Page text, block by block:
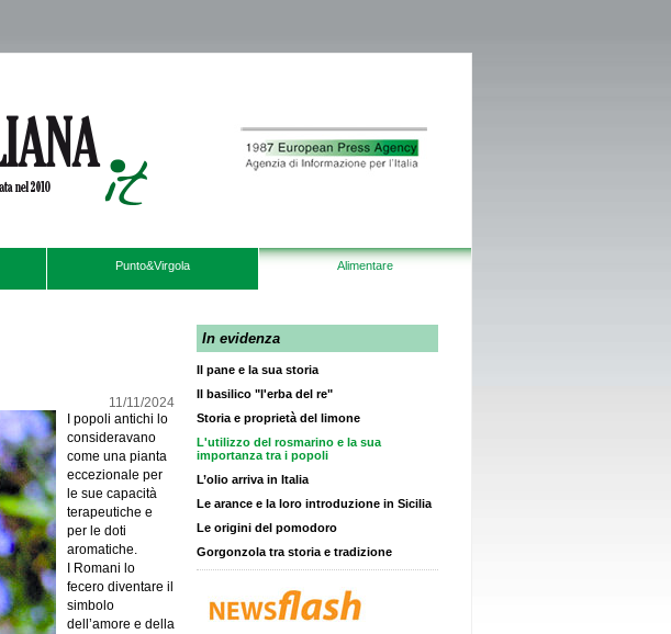
Punto&Virgola Alimentare
11/11/2024
I popoli antichi lo
consideravano
come una pianta
eccezionale per
le sue capacità
terapeutiche e
per le doti
aromatiche.
I Romani lo
fecero diventare il
simbolo
dell’amore e della
In evidenza
Il pane e la sua storia
Il basilico "l'erba del re"
Storia e proprietà del limone
L'utilizzo del rosmarino e la sua
importanza tra i popoli
L’olio arriva in Italia
Le arance e la loro introduzione in Sicilia
Le origini del pomodoro
Gorgonzola tra storia e tradizione
Che fine farà lo Smartworking?
aziendale di genere?
Aumento di capitale a titolo gratuito